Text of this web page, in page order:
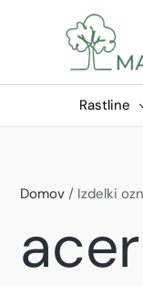
Rastline
Domov / Izdelki